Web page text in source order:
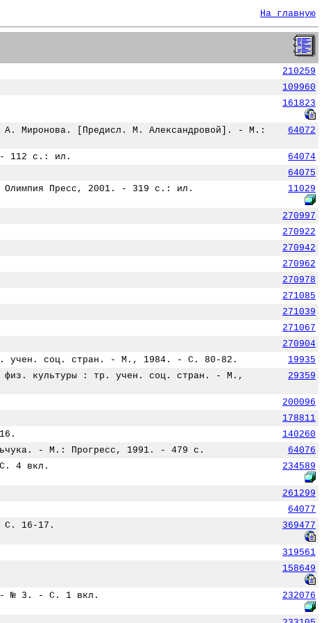
На главную
210259
109960
161823
Миронова. [Предисл. М. Александровой]. - М.:
64072
- 112 с.: ил.
64074
64075
Олимпия Пресс, 2001. - 319 с.: ил. 11029
270997
270922
270942
270962
270978
271085
271039
271067
270904
тр. учен. соц. стран. - М., 1984. - С. 80-82.
19935
физ. культуры : тр. учен. соц. стран. - М.,
29359
200096
178811
140260
- М.: Прогресс, 1991. - 479 с.
64076
4 вкл.
234589
261299
64077
С. 16-17.
369477
319561
158649
- № 3. - С. 1 вкл.
232076